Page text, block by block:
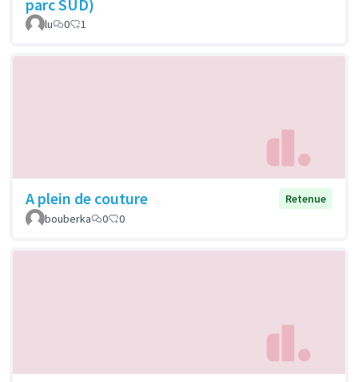
parc SUD)
lu 0 1
A plein de couture
Retenue
bouberka
0 0